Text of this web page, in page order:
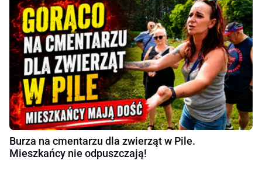
Burza na cmentarzu dla zwierząt w Pile.
Mieszkańcy nie odpuszczają!